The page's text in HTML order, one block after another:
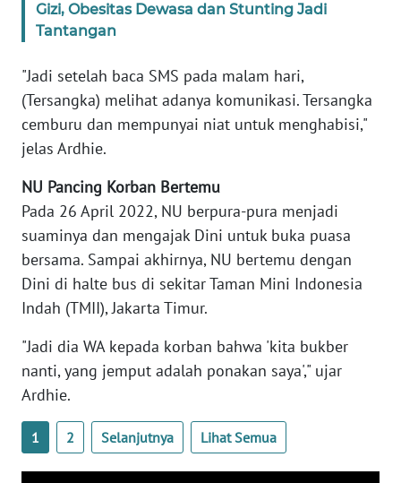
Gizi, Obesitas Dewasa dan Stunting Jadi
Tantangan
"Jadi setelah baca SMS pada malam hari,
(Tersangka) melihat adanya komunikasi. Tersangka
cemburu dan mempunyai niat untuk menghabisi,"
jelas Ardhie.
NU Pancing Korban Bertemu
Pada 26 April 2022, NU berpura-pura menjadi
suaminya dan mengajak Dini untuk buka puasa
bersama. Sampai akhirnya, NU bertemu dengan
Dini di halte bus di sekitar Taman Mini Indonesia
Indah (TMII), Jakarta Timur.
"Jadi dia WA kepada korban bahwa 'kita bukber
nanti, yang jemput adalah ponakan saya'," ujar
Ardhie.
1 2 Selanjutnya Lihat Semua
WN
WN
BANTEN
NTT
WN
WN
PAPUA
WN
PAPUA
BARAT